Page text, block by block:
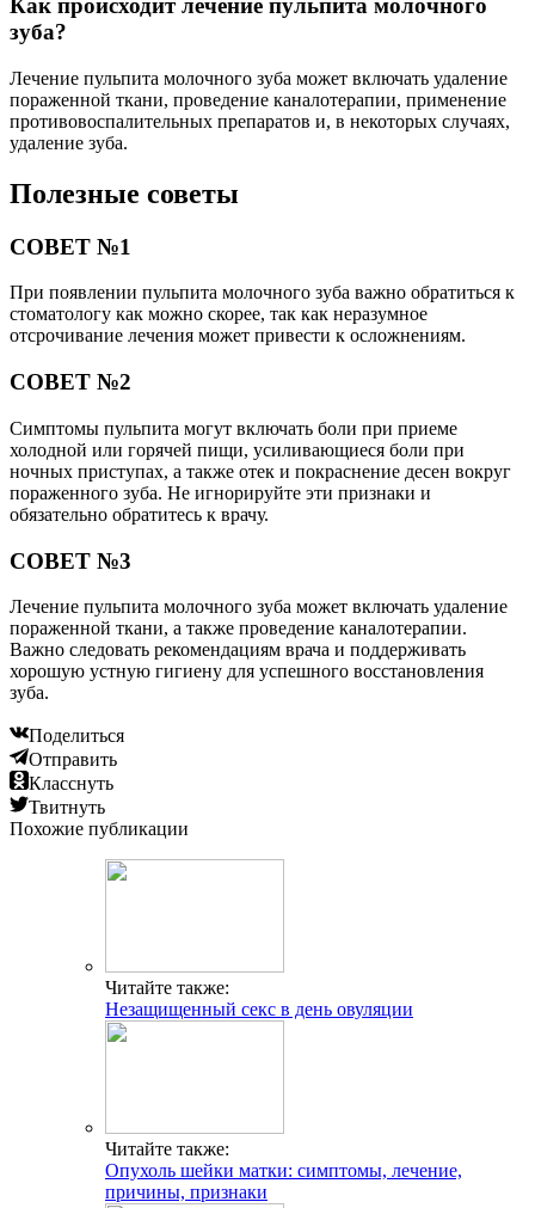
Как происходит лечение пульпита молочного
зуба?
Лечение пульпита молочного зуба может включать удаление
пораженной ткани, проведение каналотерапии, применение
противовоспалительных препаратов и, в некоторых случаях,
удаление зуба.
Полезные советы
СОВЕТ №1
При появлении пульпита молочного зуба важно обратиться к
стоматологу как можно скорее, так как неразумное
отсрочивание лечения может привести к осложнениям.
СОВЕТ №2
Симптомы пульпита могут включать боли при приеме
холодной или горячей пищи, усиливающиеся боли при
ночных приступах, а также отек и покраснение десен вокруг
пораженного зуба. Не игнорируйте эти признаки и
обязательно обратитесь к врачу.
СОВЕТ №3
Лечение пульпита молочного зуба может включать удаление
пораженной ткани, а также проведение каналотерапии.
Важно следовать рекомендациям врача и поддерживать
хорошую устную гигиену для успешного восстановления
зуба.
Поделиться
Отправить
Класснуть
Твитнуть
Похожие публикации
Читайте также:
Незащищенный секс в день овуляции
Читайте также:
Опухоль шейки матки: симптомы, лечение,
причины, признаки